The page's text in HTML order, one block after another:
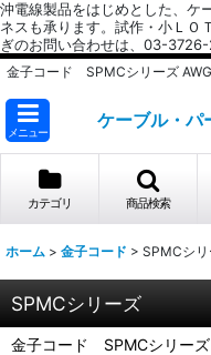
沖電線製品をはじめとした、ケ
ネスも承ります。試作・小ＬＯ
ぎのお問い合わせは、03-3726-
金子コード SPMCシリーズ
メニュー
ケーブル・
カテゴリ 商品検索
ホーム > 金子コード > SPMCシ
SPMCシリーズ
金子コード SPMCシリーズ